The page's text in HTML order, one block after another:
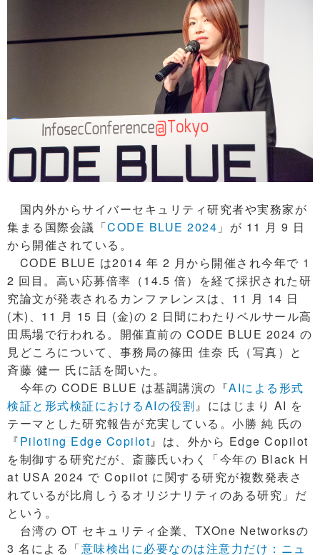
国内外からサイバーセキュリティ研究者や実務家が
集まる国際会議「CODE BLUE 2024 」が 11 月 9 日
から開催されている。
CODE BLUE は2014 年 2 月から開催され今年で 1
2 回目。高い応募倍率（14.5 倍）を経て採択された研
究論文が発表されるカンファレンスは、11 月 14 日
(木)、11 月 15 日 (金)の 2 日間にわたりベルサール高
田馬場で行われる。開催直前の CODE BLUE 2024 の
見どころについて、事務局の篠田 佳奈 氏（写真）と
斉藤 健一 氏に話を聞いた。
今年の CODE BLUE は基調講演の『AIによる形式
検証と形式検証におけるAIの役割』にはじまり AI を
テーマとした研究報告が充実している。小勝 純 氏の
『Piloting Edge Copilot』は、外から Edge Copilot
を制御する研究だが、斎藤氏いわく「今年の Black H
at USA 2024 で Copilot に関する研究が複数発表さ
れているが比肩しうるオリジナリティのある研究」だ
という。
台湾の OT セキュリティ企業、TXOne Networksの
3 名による「意味検出に必要なのは注意力だけ：ニュ